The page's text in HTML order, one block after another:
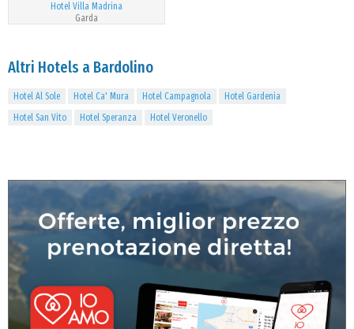
Hotel Villa Madrina
Garda
Altri Hotels a Bardolino
Hotel Al Sole Hotel Ca' Mura Hotel Campagnola
Hotel Gardenia
Hotel San Vito
Hotel Speranza Hotel Veronello